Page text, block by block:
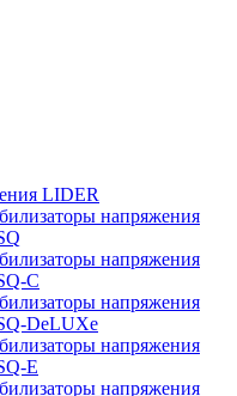
LIDER
напряжения
напряжения
C
напряжения
DeLUXe
напряжения
E
напряжения